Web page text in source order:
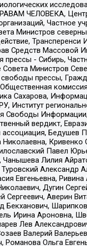
ЧЕЛОВЕКА, Центр
Частное
Министров
Трансперенси
Средств Массовой
прессы - Сибирь,
Совета Министров
прессы,
Сахарова,
Институт
Свободы
вердикт,
Бедушев
Николаевна, Кривенко
Павел
Чанышева Лилия
Александр
Евгеньевна,
Дугин
Сергеевич, Аверин
Бекханович,
Ирина Ароновна,
Лев
Валерий
Романова Ольга